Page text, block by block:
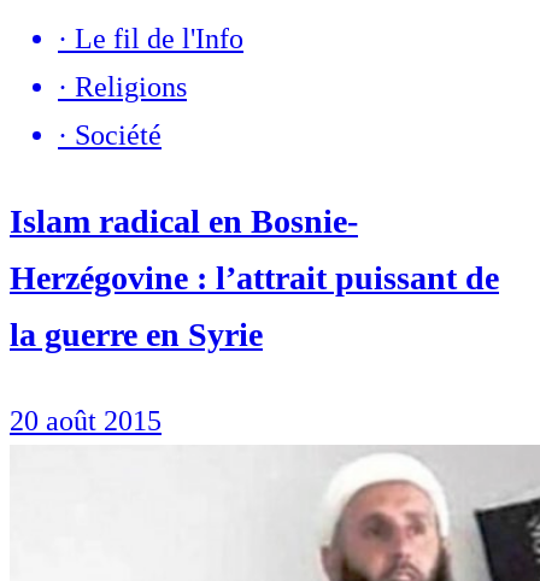
· Le fil de l'Info
· Religions
· Société
Islam radical en Bosnie-
Herzégovine : l’attrait puissant de
la guerre en Syrie
20 août 2015